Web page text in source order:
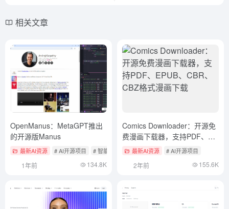
相关文章
OpenManus：MetaGPT推出
的开源版Manus
最新AI资源 # AI开源项目 # 智能体开发框架
1年前 134.8K
Comics Downloader：开源免
费漫画下载器，支持PDF、
EPUB、CBR、CBZ格式漫画
最新AI资源 # AI开源项目
2年前 155.6K